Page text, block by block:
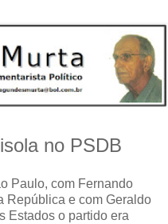
no PSDB
Paulo, com Fernando
República e com Geraldo
Estados o partido era